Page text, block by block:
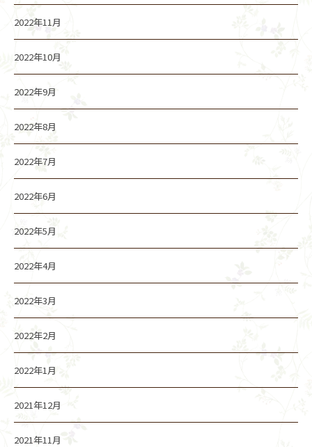
2022年11月
2022年10月
2022年9月
2022年8月
2022年7月
2022年6月
2022年5月
2022年4月
2022年3月
2022年2月
2022年1月
2021年12月
2021年11月